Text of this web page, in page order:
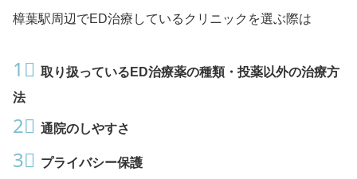
樟葉駅周辺でED治療しているクリニックを選ぶ際は
1⃣ 取り扱っているED治療薬の種類・投薬以外の治療方
法
2⃣ 通院のしやすさ
3⃣ プライバシー保護